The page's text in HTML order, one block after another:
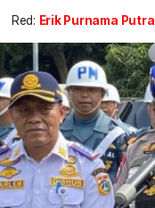
Red: Erik Purnama Putra